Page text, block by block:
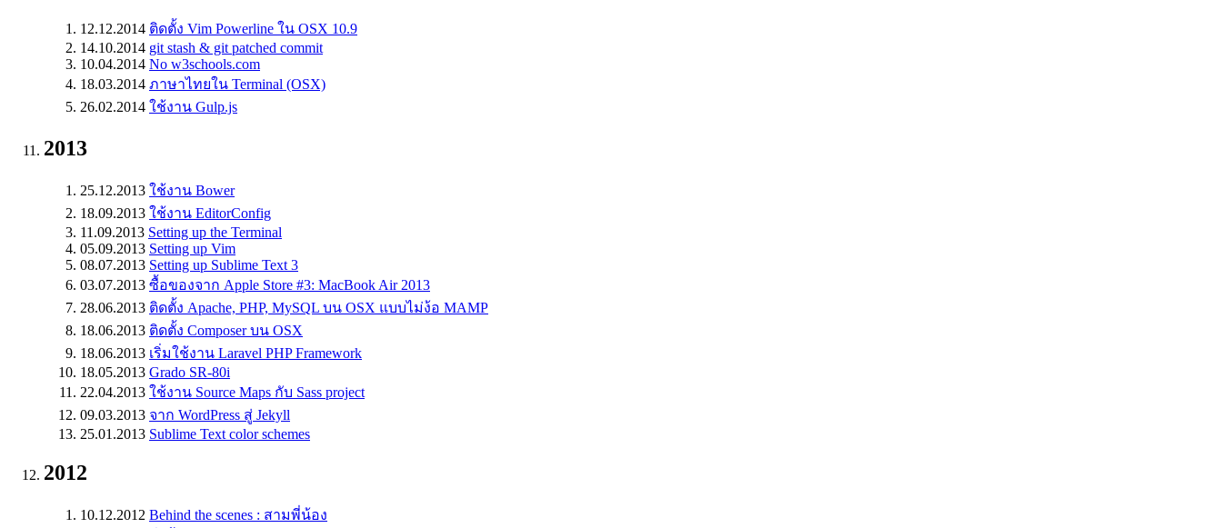
12.12.2014 ติดตั้ง Vim Powerline ใน OSX 10.9
14.10.2014 git stash & git patched commit
10.04.2014 No w3schools.com
18.03.2014 ภาษาไทยใน Terminal (OSX)
26.02.2014 ใช้งาน Gulp.js
2013
25.12.2013 ใช้งาน Bower
18.09.2013 ใช้งาน EditorConfig
11.09.2013 Setting up the Terminal
05.09.2013 Setting up Vim
08.07.2013 Setting up Sublime Text 3
03.07.2013 ซื้อของจาก Apple Store #3: MacBook Air 2013
28.06.2013 ติดตั้ง Apache, PHP, MySQL บน OSX แบบไม่ง้อ MAMP
18.06.2013 ติดตั้ง Composer บน OSX
18.06.2013 เริ่มใช้งาน Laravel PHP Framework
18.05.2013 Grado SR-80i
22.04.2013 ใช้งาน Source Maps กับ Sass project
09.03.2013 จาก WordPress สู่ Jekyll
25.01.2013 Sublime Text color schemes
2012
10.12.2012 Behind the scenes : สามพี่น้อง